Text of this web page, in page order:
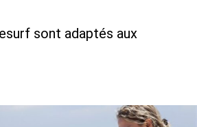
sont adaptés aux